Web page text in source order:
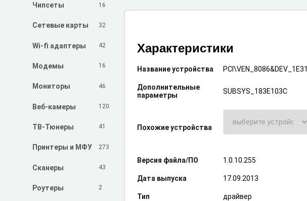
Чипсеты 16
Сетевые карты 32
Wi-fi адаптеры 42
Модемы 16
Мониторы 46
Веб-камеры 120
ТВ-Тюнеры 41
Принтеры и МФУ 273
Сканеры 43
Роутеры 2
Характеристики
Название устройства PCI\VEN_8086&DEV_1E31
Дополнительные
параметры
SUBSYS_183E103C
Похожие устройства
Версия файла/ПО 1.0.10.255
Дата выпуска 17.09.2013
Тип драйвер